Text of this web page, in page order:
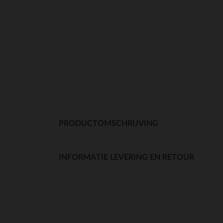
PRODUCTOMSCHRIJVING
INFORMATIE LEVERING EN RETOUR